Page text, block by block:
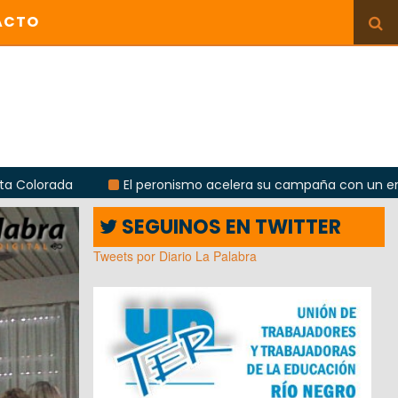
El peronismo acelera su campaña con un encuentro
SEGUINOS EN TWITTER
Tweets por Diario La Palabra